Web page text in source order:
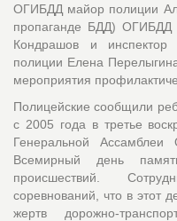
ОГИБДД майор полиции
пропаганде БДД) ОГИБДД
Кондрашов и
полиции Елена
мероприятия
Полицейские сообщили
с 2005 года в третье
Генеральной
Всемирный день
происшествий.
соревнований, что в этот
жертв дорожно-